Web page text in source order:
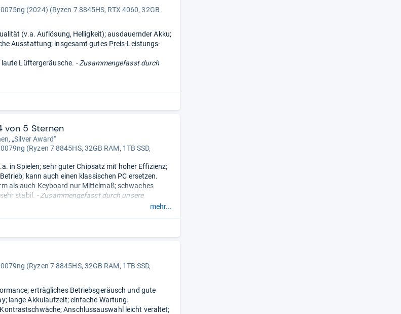
(2024) (Ryzen 7 8845HS, RTX 4060, 32GB
(v.a. Auflösung, Helligkeit); ausdauernder Akku;
Ausstattung; insgesamt gutes Preis-Leistungs-
laute Lüftergeräusche. - Zusammengefasst durch
von 5 Sternen
„Silver Award“
(Ryzen 7 8845HS, 32GB RAM, 1TB SSD,
in Spielen; sehr guter Chipsatz mit hoher Effizienz;
kann auch einen klassischen PC ersetzen.
als auch Keyboard nur Mittelmaß; schwaches
stabil. - Zusammengefasst durch unsere
mehr...
(Ryzen 7 8845HS, 32GB RAM, 1TB SSD,
erträgliches Betriebsgeräusch und gute
lange Akkulaufzeit; einfache Wartung.
Anschlussauswahl leicht veraltet;